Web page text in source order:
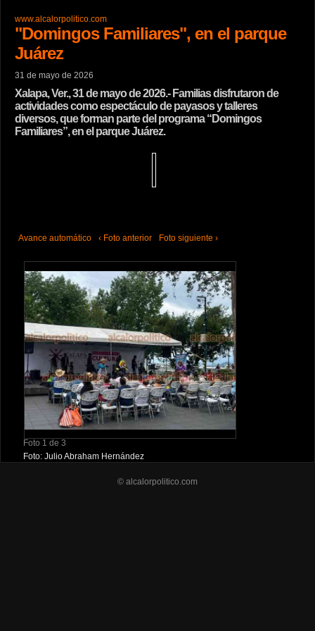
www.alcalorpolitico.com
"Domingos Familiares", en el parque
Juárez
31 de mayo de 2026
Xalapa, Ver., 31 de mayo de 2026.- Familias disfrutaron de
actividades como espectáculo de payasos y talleres
diversos, que forman parte del programa “Domingos
Familiares”, en el parque Juárez.
Avance automático ‹ Foto anterior Foto siguiente ›
Foto 1 de 3
Foto: Julio Abraham Hernández
© alcalorpolitico.com